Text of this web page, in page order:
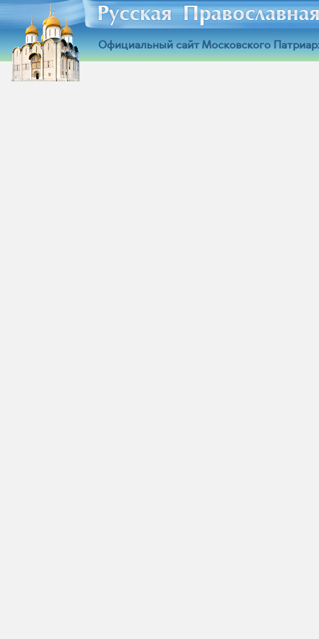
Официальный сайт Московского